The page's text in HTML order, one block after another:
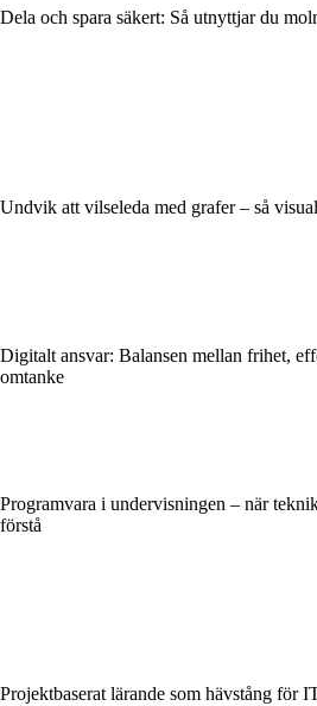
Dela och spara säkert: Så utnyttjar du
Undvik att vilseleda med grafer – så
Digitalt ansvar: Balansen mellan frihet,
omtanke
Programvara i undervisningen – när
förstå
Projektbaserat lärande som hävstång för